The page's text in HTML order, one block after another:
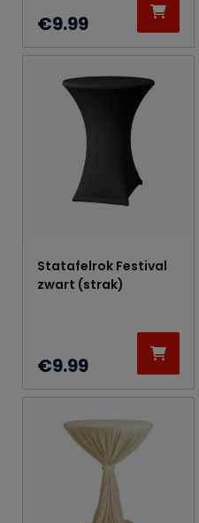
€9.99
Statafelrok Festival
zwart (strak)
€9.99